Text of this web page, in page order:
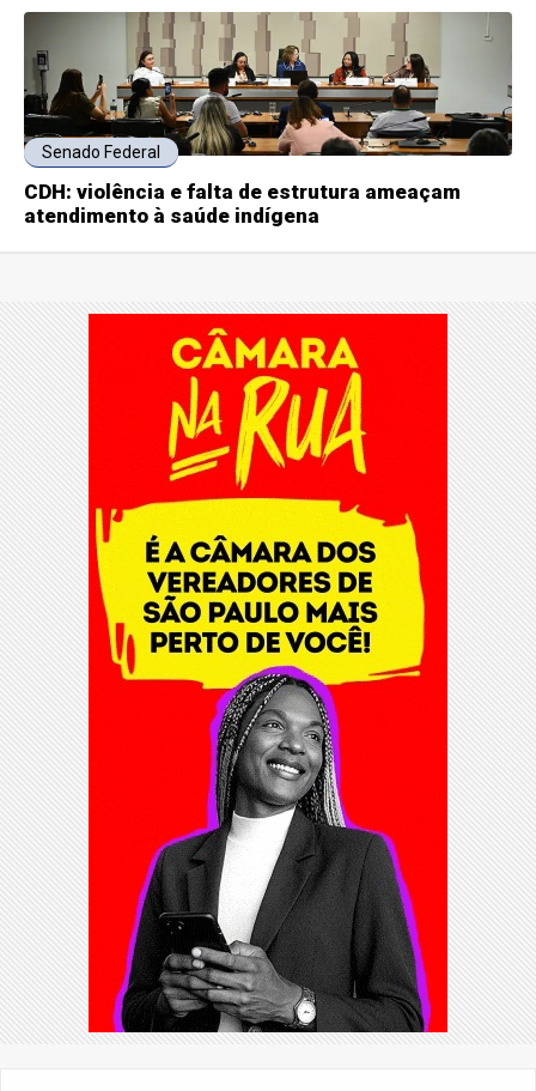
Senado Federal
CDH: violência e falta de estrutura ameaçam
atendimento à saúde indígena